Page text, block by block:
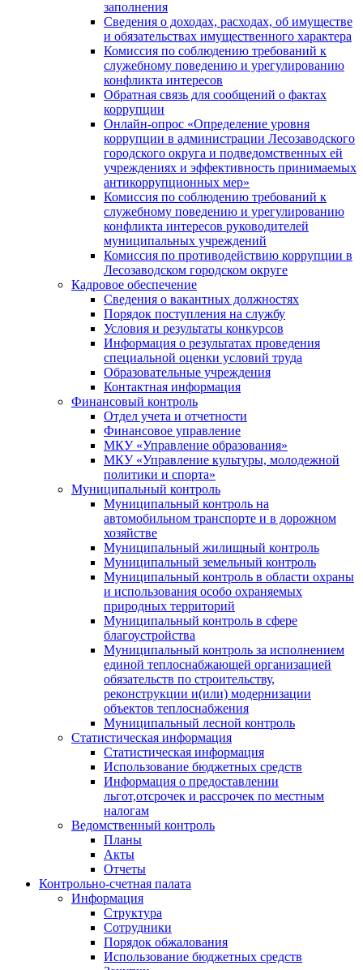
заполнения
Сведения о доходах, расходах, об имуществе
и обязательствах имущественного характера
Комиссия по соблюдению требований к
служебному поведению и урегулированию
конфликта интересов
Обратная связь для сообщений о фактах
коррупции
Онлайн-опрос «Определение уровня
коррупции в администрации Лесозаводского
городского округа и подведомственных ей
учреждениях и эффективность принимаемых
антикоррупционных мер»
Комиссия по соблюдению требований к
служебному поведению и урегулированию
конфликта интересов руководителей
муниципальных учреждений
Комиссия по противодействию коррупции в
Лесозаводском городском округе
Кадровое обеспечение
Сведения о вакантных должностях
Порядок поступления на службу
Условия и результаты конкурсов
Информация о результатах проведения
специальной оценки условий труда
Образовательные учреждения
Контактная информация
Финансовый контроль
Отдел учета и отчетности
Финансовое управление
МКУ «Управление образования»
МКУ «Управление культуры, молодежной
политики и спорта»
Муниципальный контроль
Муниципальный контроль на
автомобильном транспорте и в дорожном
хозяйстве
Муниципальный жилищный контроль
Муниципальный земельный контроль
Муниципальный контроль в области охраны
и использования особо охраняемых
природных территорий
Муниципальный контроль в сфере
благоустройства
Муниципальный контроль за исполнением
единой теплоснабжающей организацией
обязательств по строительству,
реконструкции и(или) модернизации
объектов теплоснабжения
Муниципальный лесной контроль
Статистическая информация
Статистическая информация
Использование бюджетных средств
Информация о предоставлении
льгот,отсрочек и рассрочек по местным
налогам
Ведомственный контроль
Планы
Акты
Отчеты
Контрольно-счетная палата
Информация
Структура
Сотрудники
Порядок обжалования
Использование бюджетных средств